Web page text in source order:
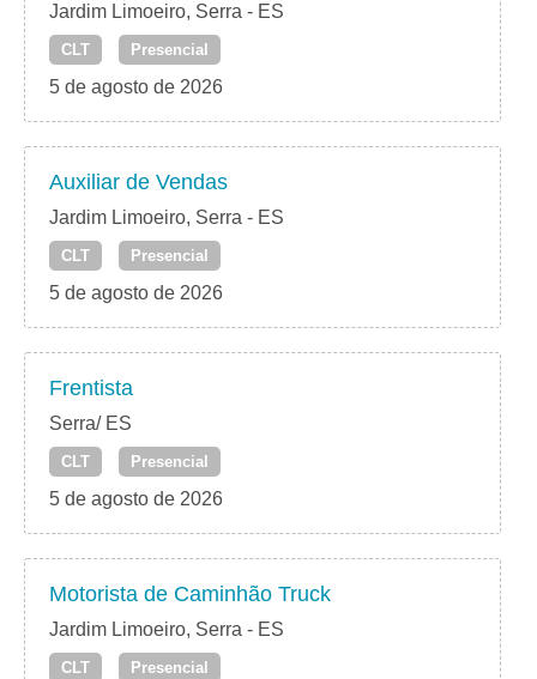
Jardim Limoeiro, Serra - ES
CLT Presencial
5 de agosto de 2026
Auxiliar de Vendas
Jardim Limoeiro, Serra - ES
CLT Presencial
5 de agosto de 2026
Frentista
Serra/ ES
CLT Presencial
5 de agosto de 2026
Motorista de Caminhão Truck
Jardim Limoeiro, Serra - ES
CLT Presencial